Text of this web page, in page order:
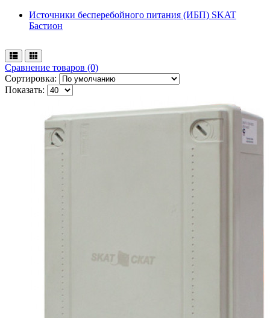
Источники бесперебойного питания (ИБП) SKAT
Бастион
Сравнение товаров (0)
Сортировка:
Показать: